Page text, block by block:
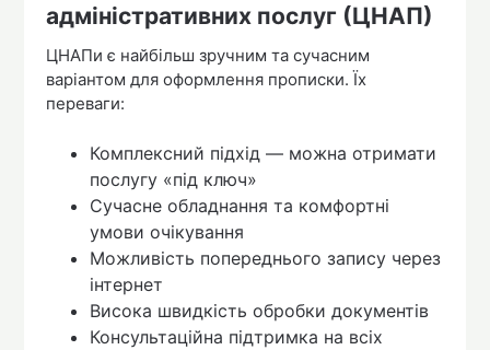
адміністративних послуг (ЦНАП)
ЦНАПи є найбільш зручним та сучасним
варіантом для оформлення прописки. Їх
переваги:
Комплексний підхід — можна отримати
послугу «під ключ»
Сучасне обладнання та комфортні
умови очікування
Можливість попереднього запису через
інтернет
Висока швидкість обробки документів
Консультаційна підтримка на всіх